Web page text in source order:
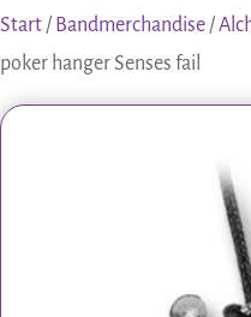
Start / Bandmerchandise /
poker hanger Senses fail